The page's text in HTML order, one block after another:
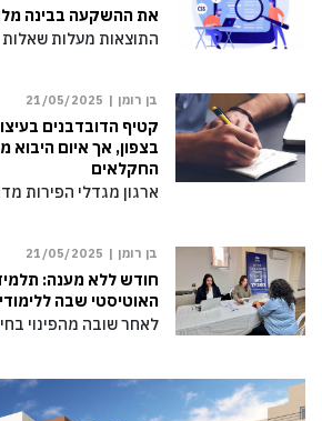
את ההשקעה בבינה
התוצאות מעלות
בן רומן | 21/05/2025
קטיף הדובדבנים
בצפון, אך איום
החקלאים
ארגון מגדלי הפירות
בן רומן | 21/05/2025
חודש ללא מענה:
האוטיסטי שבה
לאחר שובה מהפינוי